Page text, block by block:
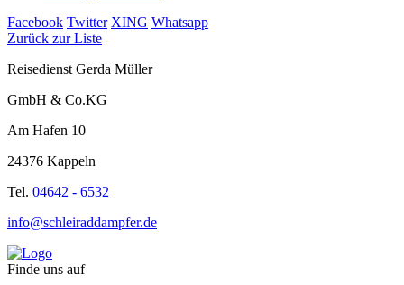
Facebook Twitter XING Whatsapp
Zurück zur Liste
Reisedienst Gerda Müller
GmbH & Co.KG
Am Hafen 10
24376 Kappeln
Tel. 04642 - 6532
info@schleiraddampfer.de
Finde uns auf